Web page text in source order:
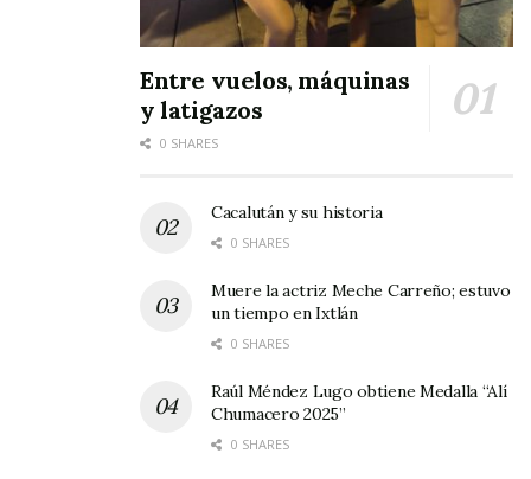
Entre vuelos, máquinas
y latigazos
0 SHARES
Cacalután y su historia
0 SHARES
Muere la actriz Meche Carreño; estuvo
un tiempo en Ixtlán
0 SHARES
Raúl Méndez Lugo obtiene Medalla “Alí
Chumacero 2025”
0 SHARES